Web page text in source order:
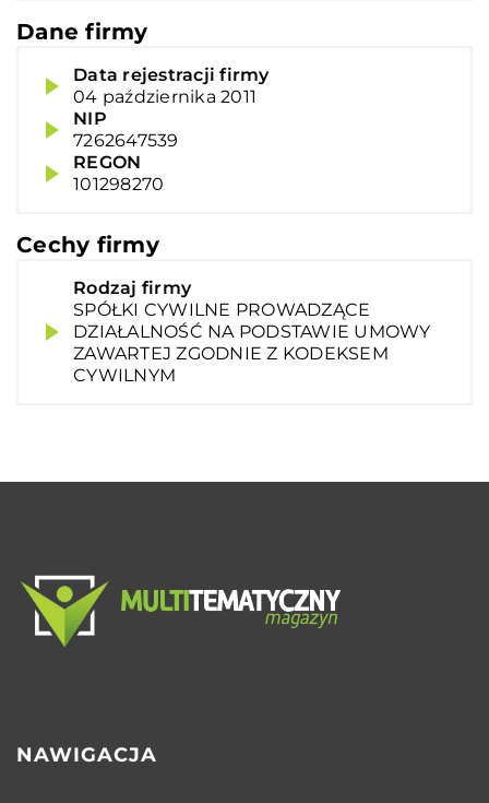
Dane firmy
Data rejestracji firmy
04 października 2011
NIP
7262647539
REGON
101298270
Cechy firmy
Rodzaj firmy
SPÓŁKI CYWILNE PROWADZĄCE
DZIAŁALNOŚĆ NA PODSTAWIE UMOWY
ZAWARTEJ ZGODNIE Z KODEKSEM
CYWILNYM
NAWIGACJA